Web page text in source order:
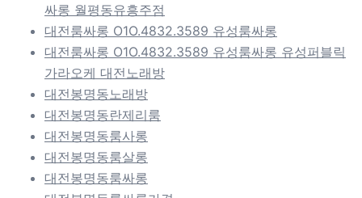
싸롱 월평동유흥주점
대전룸싸롱 O1O.4832.3589 유성룸싸롱
대전룸싸롱 O1O.4832.3589 유성룸싸롱 유성퍼블릭
가라오케 대전노래방
대전봉명동노래방
대전봉명동란제리룸
대전봉명동룸사롱
대전봉명동룸살롱
대전봉명동룸싸롱